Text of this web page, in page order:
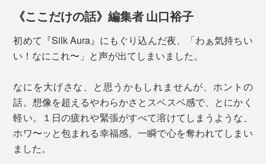
寒い季節は、『Silk Aura』の上に羽毛布団などをかけて
お休みください。羽毛布団と身体のスキマを埋めてく
れ、毛布が呼吸するように湿気を吸って放出し、気持ち
良く眠れます。
《ここだけの話》編集者 山口裕子
初めて『Silk Aura』にもぐり込んだ夜、「わぁ気持ちい
い！なにこれ〜」と声が出てしまいました。
なにを大げさな、と思うかもしれませんが、ホントの
話。想像を超えるやわらかさとスベスベ感で、とにかく
軽い。１日の疲れや緊張がすべて溶けてしまうような、
ホワ〜ッと包まれる幸福感。一瞬で心を奪われてしまい
ました。